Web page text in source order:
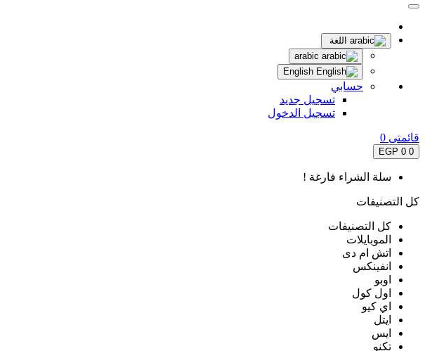
اللغة
حسابي
تسجيل جديد
تسجيل الدخول
قائمتى 0
0
0 EGP
سلة الشراء فارغة !
كل التصنيفات
كل التصنيفات
الموبايلات
اتش ام دى
انفينكس
اوبو
اول كول
اي كيو
ايتل
ايس
تكنو